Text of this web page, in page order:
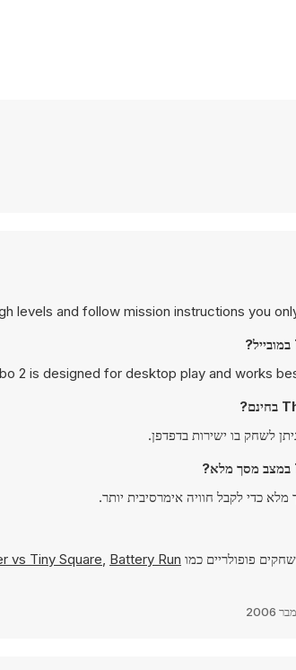
levels and follow mission instructions you
2 is designed for desktop play and works
פופולריים כמו vs Tiny Square, Battery Run